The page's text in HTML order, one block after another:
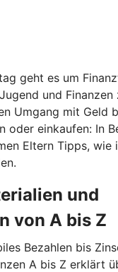
geht es um
und
Umgang mit Geld
oder einkaufen: In
Eltern Tipps, wie
und
von A bis Z
Bezahlen bis
A bis Z erklärt